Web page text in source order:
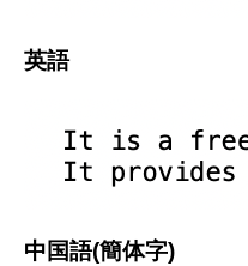
英語
中国語(簡体字)